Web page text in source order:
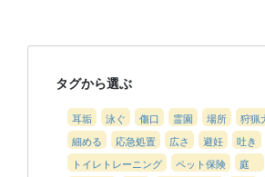
タグから選ぶ
耳垢 泳ぐ 傷口 霊園 場所 狩猟
細める
応急処置 広さ 避妊 吐き
トイレトレーニング
ペット保険 庭